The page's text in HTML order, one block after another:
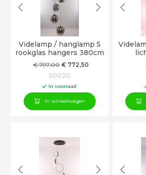
Videlamp / hanglamp 5
rookglas hangers 380cm
€797,00 €772,50
50020
In voorraad
In winkelwagen